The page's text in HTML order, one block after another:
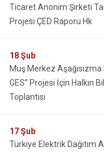
Ticaret Anonim Şirketi
Projesi ÇED Raporu Hk
18Şub
Muş Merkez
GES” Projesi İçin Halkın
Toplantısı
17Şub
Türkiye Elektrik Dağıtım